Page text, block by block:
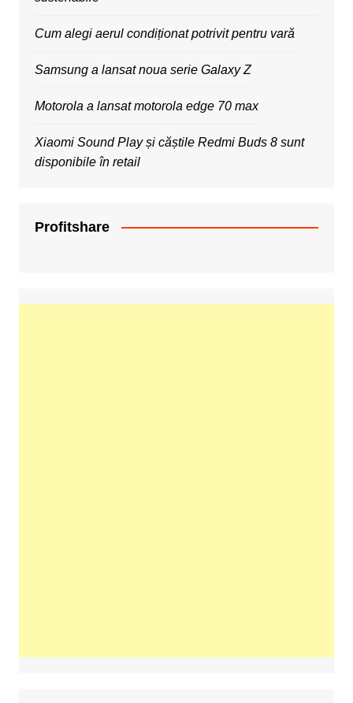
Cum alegi aerul condiționat potrivit pentru vară
Samsung a lansat noua serie Galaxy Z
Motorola a lansat motorola edge 70 max
Xiaomi Sound Play și căștile Redmi Buds 8 sunt
disponibile în retail
Profitshare